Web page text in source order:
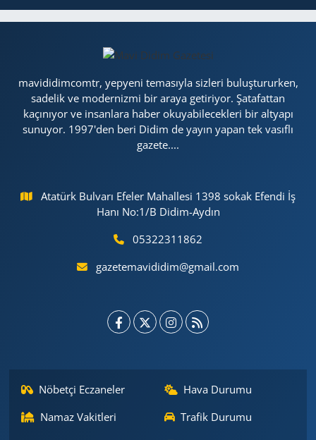
mavididimcomtr, yepyeni temasıyla sizleri buluştururken,
sadelik ve modernizmi bir araya getiriyor. Şatafattan
kaçınıyor ve insanlara haber okuyabilecekleri bir altyapı
sunuyor. 1997'den beri Didim de yayın yapan tek vasıflı
gazete....
Atatürk Bulvarı Efeler Mahallesi 1398 sokak Efendi İş
Hanı No:1/B Didim-Aydın
05322311862
gazetemavididim@gmail.com
Nöbetçi Eczaneler
Hava Durumu
Namaz Vakitleri
Trafik Durumu